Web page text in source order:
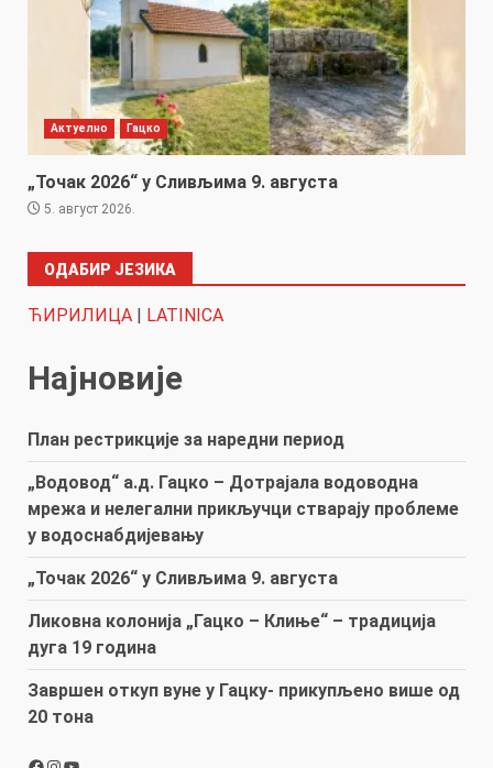
Актуелно Гацко
„Точак 2026“ у Сливљима 9. августа
5. август 2026.
ОДАБИР ЈЕЗИКА
ЋИРИЛИЦА | LATINICA
Најновије
План рестрикције за наредни период
„Водовод“ а.д. Гацко – Дотрајала водоводна
мрежа и нелегални прикључци стварају проблеме
у водоснабдијевању
„Точак 2026“ у Сливљима 9. августа
Ликовна колонија „Гацко – Клиње“ – традиција
дуга 19 година
Завршен откуп вуне у Гацку- прикупљено више од
20 тона